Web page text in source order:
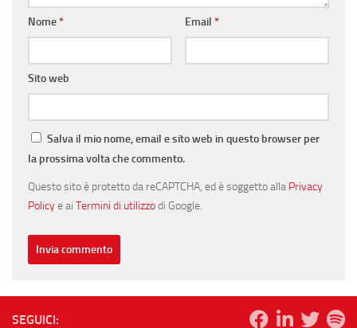
Nome* Email *
Sito web
Salva il mio nome, email e sito web in questo browser per
la prossima volta che commento.
Questo sito è protetto da reCAPTCHA, ed è soggetto alla Privacy
Policye ai Termini di utilizzodi Google.
SEGUICI: